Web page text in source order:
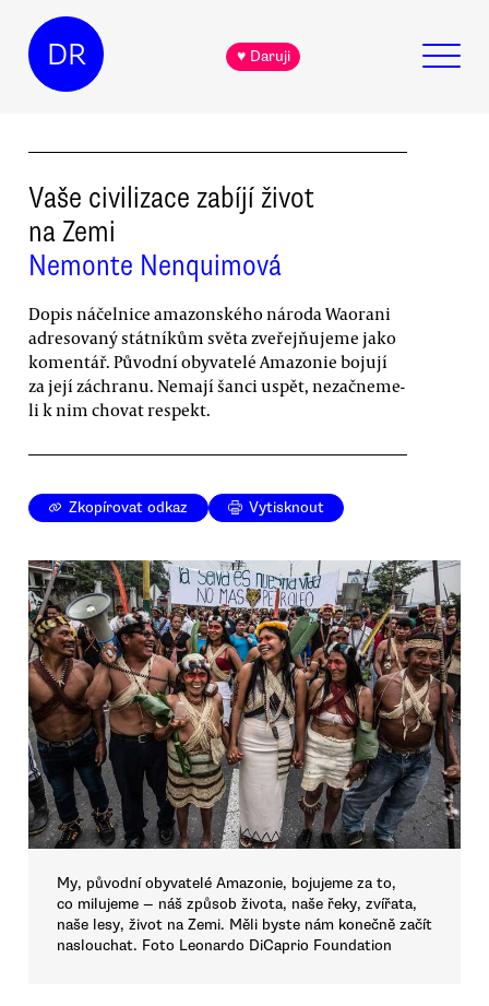
DR ♥ Daruji
Vaše civilizace zabíjí život
na Zemi
Nemonte Nenquimová
Dopis náčelnice amazonského národa Waorani
adresovaný státníkům světa zveřejňujeme jako
komentář. Původní obyvatelé Amazonie bojují
za její záchranu. Nemají šanci uspět, nezačneme-
li k nim chovat respekt.
Zkopírovat odkaz Vytisknout
My, původní obyvatelé Amazonie, bojujeme za to,
co milujeme — náš způsob života, naše řeky, zvířata,
naše lesy, život na Zemi. Měli byste nám konečně začít
naslouchat. Foto Leonardo DiCaprio Foundation